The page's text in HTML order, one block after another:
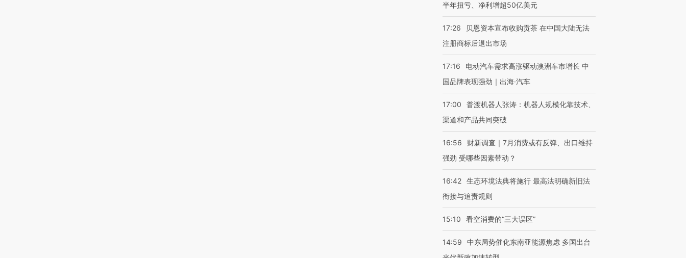
半年扭亏、净利增超50亿美元
17:26
贝恩资本宣布收购贡茶 在中国大陆无法
注册商标后退出市场
17:16
电动汽车需求高涨驱动澳洲车市增长 中
国品牌表现强劲｜出海·汽车
17:00
普渡机器人张涛：机器人规模化靠技术、
渠道和产品共同突破
16:56
财新调查｜7月消费或有反弹、出口维持
强劲 受哪些因素带动？
16:42 生态环境法典将施行 最高法明确新旧法
衔接与追责规则
15:10 看空消费的“三大误区”
14:59
中东局势催化东南亚能源焦虑 多国出台